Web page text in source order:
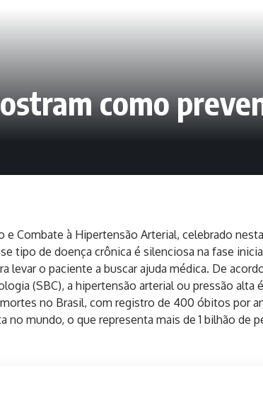
como
e Combate à Hipertensão Arterial, celebrado
tipo de doença crônica é silenciosa na fase
levar o paciente a buscar ajuda médica. De
(SBC), a hipertensão arterial ou pressão alta
no Brasil, com registro de 400 óbitos por
no mundo, o que representa mais de 1 bilhão de